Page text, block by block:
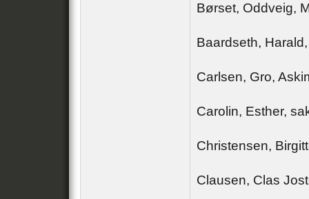
Børset, Oddveig,
Baardseth,
Carlsen, Gro,
Carolin, Esther,
Christensen,
Clausen, Clas